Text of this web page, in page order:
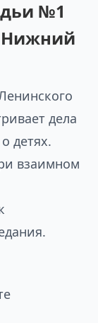
№1
Нижний
дела
детях.
взаимном